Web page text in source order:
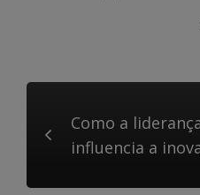
Como a
influencia a